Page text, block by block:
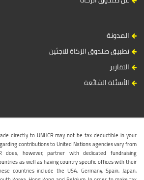
المدونة
تطبيق صندوق الزكاة للاجئين
التقارير
الأسئلة الشائعة
directly to UNHCR may not be tax deductible in your
contributions to United Nations agencies vary from
does, however, partner with dedicated fundraising
as well as having country specific offices with their
countries include the USA, Germany, Spain, Japan,